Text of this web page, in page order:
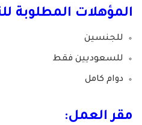
المؤهلات المطلوبة
للجنسين
للسعوديين فقط
دوام كامل
مقر العمل: